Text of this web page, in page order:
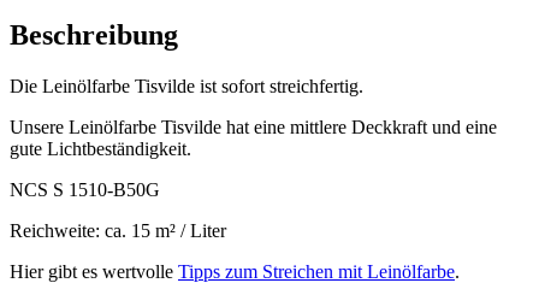
Beschreibung
Die Leinölfarbe Tisvilde ist sofort streichfertig.
Unsere Leinölfarbe Tisvilde hat eine mittlere Deckkraft und eine
gute Lichtbeständigkeit.
NCS S 1510-B50G
Reichweite: ca. 15 m² / Liter
Hier gibt es wertvolle Tipps zum Streichen mit Leinölfarbe.